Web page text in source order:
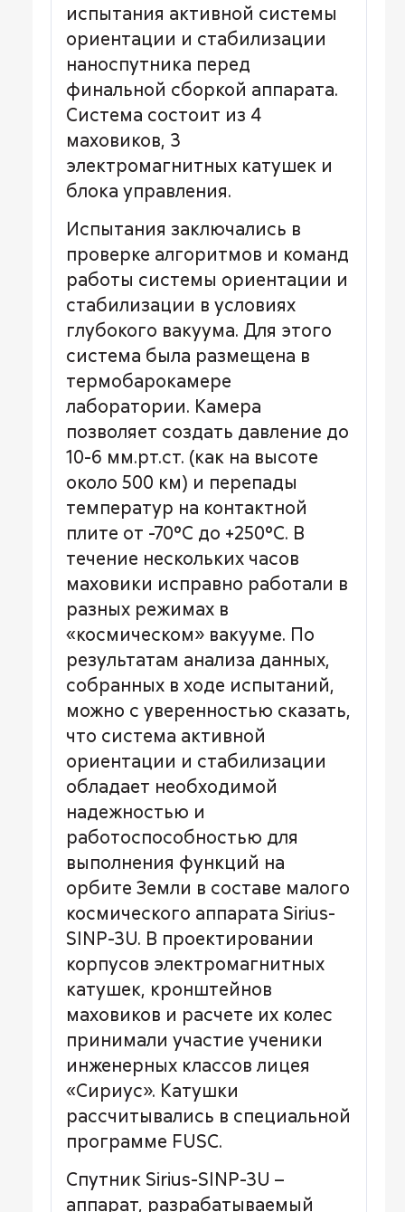
испытания активной системы
ориентации и стабилизации
наноспутника перед
финальной сборкой аппарата.
Система состоит из 4
маховиков, 3
электромагнитных катушек и
блока управления.
Испытания заключались в
проверке алгоритмов и команд
работы системы ориентации и
стабилизации в условиях
глубокого вакуума. Для этого
система была размещена в
термобарокамере
лаборатории. Камера
позволяет создать давление до
10-6 мм.рт.ст. (как на высоте
около 500 км) и перепады
температур на контактной
плите от -70°С до +250°С. В
течение нескольких часов
маховики исправно работали в
разных режимах в
«космическом» вакууме. По
результатам анализа данных,
собранных в ходе испытаний,
можно с уверенностью сказать,
что система активной
ориентации и стабилизации
обладает необходимой
надежностью и
работоспособностью для
выполнения функций на
орбите Земли в составе малого
космического аппарата Sirius-
SINP-3U. В проектировании
корпусов электромагнитных
катушек, кронштейнов
маховиков и расчете их колес
принимали участие ученики
инженерных классов лицея
«Сириус». Катушки
рассчитывались в специальной
программе FUSC.
Спутник Sirius-SINP-3U –
аппарат, разрабатываемый